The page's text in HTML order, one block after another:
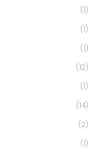
(1)
(1)
(1)
(12)
(1)
(14)
(2)
(1)